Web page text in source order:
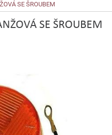
SE ŠROUBEM
SE ŠROUBEM